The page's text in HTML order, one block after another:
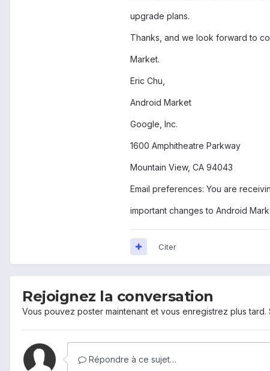
upgrade plans.
Thanks, and we look forward to
Market.
Eric Chu,
Android Market
Google, Inc.
1600 Amphitheatre Parkway
Mountain View, CA 94043
Email preferences: You are
important changes to Android
Citer
Rejoignez la conversation
Vous pouvez poster maintenant et vous enregistrez plus tard.
Répondre à ce sujet…